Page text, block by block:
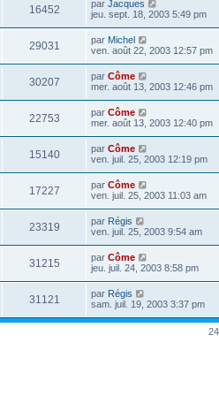
16452 par Jacques
jeu. sept. 18, 2003 5:49 pm
29031 par Michel
ven. août 22, 2003 12:57 pm
30207 par Côme
mer. août 13, 2003 12:46 pm
22753 par Côme
mer. août 13, 2003 12:40 pm
15140 par Côme
ven. juil. 25, 2003 12:19 pm
17227 par Côme
ven. juil. 25, 2003 11:03 am
23319 par Régis
ven. juil. 25, 2003 9:54 am
31215 par Côme
jeu. juil. 24, 2003 8:58 pm
31121 par Régis
sam. juil. 19, 2003 3:37 pm